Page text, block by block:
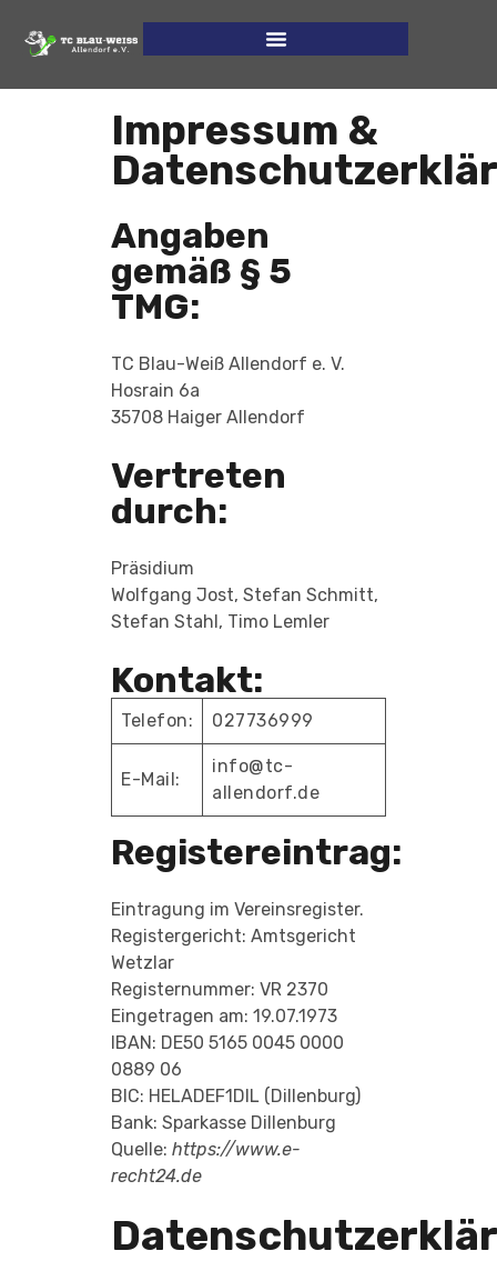
Impressum &
Angaben
gemäß § 5
TMG:
TC Blau-Weiß Allendorf e. V.
Hosrain 6a
35708 Haiger Allendorf
Vertreten
durch:
Präsidium
Wolfgang Jost, Stefan Schmitt,
Stefan Stahl, Timo Lemler
Kontakt:
Telefon: 027736999
E-Mail:
info@tc-
allendorf.de
Registereintrag:
Eintragung im Vereinsregister.
Registergericht: Amtsgericht
Wetzlar
Registernummer: VR 2370
Eingetragen am: 19.07.1973
IBAN: DE50 5165 0045 0000
0889 06
BIC: HELADEF1DIL (Dillenburg)
Bank: Sparkasse Dillenburg
Quelle: https://www.e-
recht24.de